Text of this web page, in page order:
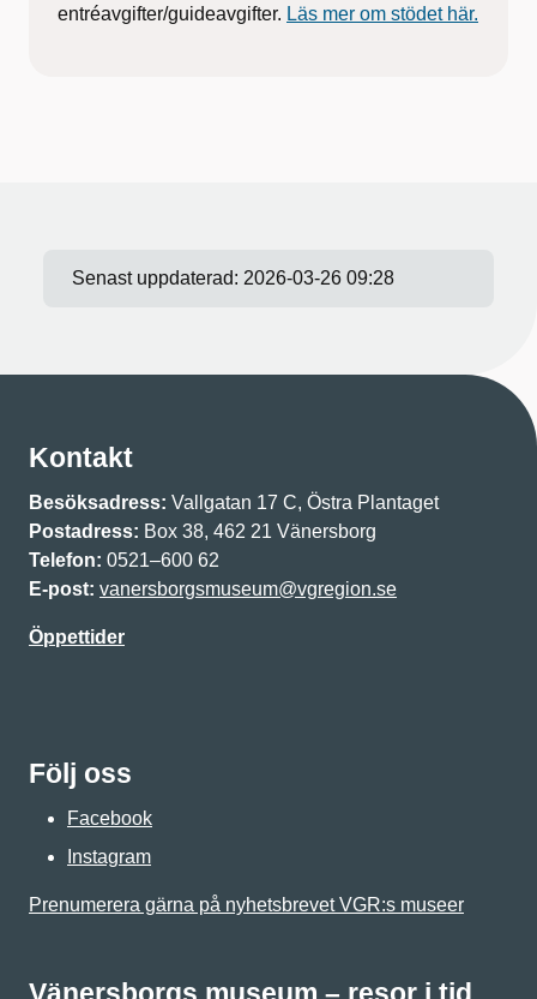
entréavgifter/guideavgifter. Läs mer om stödet här.
Senast uppdaterad: 2026-03-26 09:28
Kontakt
Besöksadress: Vallgatan 17 C, Östra Plantaget
Postadress: Box 38, 462 21 Vänersborg
Telefon: 0521–600 62
E-post: vanersborgsmuseum@vgregion.se
Öppettider
Följ oss
Facebook
Instagram
Prenumerera gärna på nyhetsbrevet VGR:s museer